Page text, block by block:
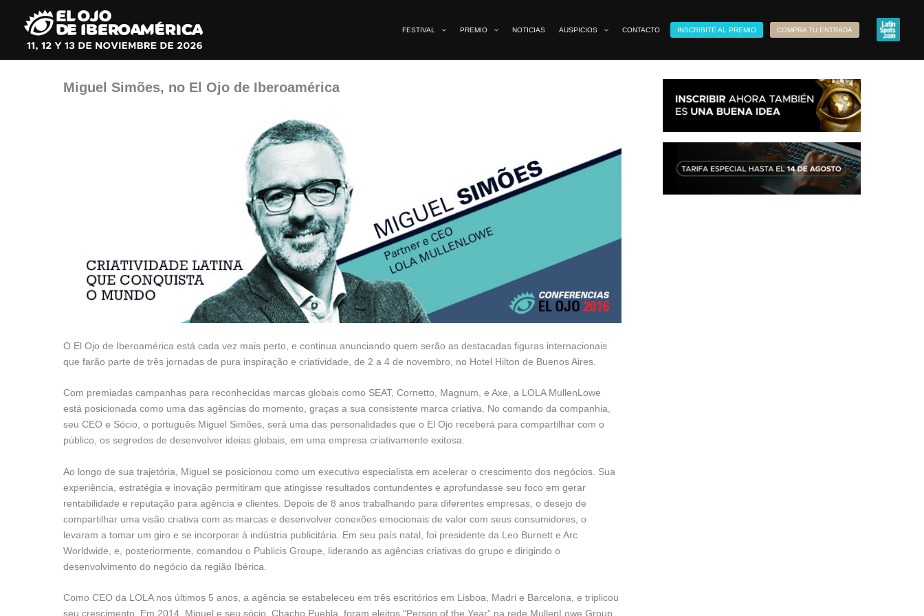
contenido
FESTIVAL PREMIO NOTICIAS AUSPICIOS CONTACTO INSCRIBITE AL PREMIO COMPRA TU ENTRADA
Miguel Simões, no El Ojo de Iberoamérica
O El Ojo de Iberoamérica está cada vez mais perto, e continua anunciando quem serão as destacadas figuras internacionais
que farão parte de três jornadas de pura inspiração e criatividade, de 2 a 4 de novembro, no Hotel Hilton de Buenos Aires.
Com premiadas campanhas para reconhecidas marcas globais como SEAT, Cornetto, Magnum, e Axe, a LOLA MullenLowe
está posicionada como uma das agências do momento, graças a sua consistente marca criativa. No comando da companhia,
seu CEO e Sócio, o português Miguel Simões, será uma das personalidades que o El Ojo receberá para compartilhar com o
público, os segredos de desenvolver ideias globais, em uma empresa criativamente exitosa.
Ao longo de sua trajetória, Miguel se posicionou como um executivo especialista em acelerar o crescimento dos negócios. Sua
experiência, estratégia e inovação permitiram que atingisse resultados contundentes e aprofundasse seu foco em gerar
rentabilidade e reputação para agência e clientes. Depois de 8 anos trabalhando para diferentes empresas, o desejo de
compartilhar uma visão criativa com as marcas e desenvolver conexões emocionais de valor com seus consumidores, o
levaram a tomar um giro e se incorporar à indústria publicitária. Em seu país natal, foi presidente da Leo Burnett e Arc
Worldwide, e, posteriormente, comandou o Publicis Groupe, liderando as agências criativas do grupo e dirigindo o
desenvolvimento do negócio da região Ibérica.
Como CEO da LOLA nos últimos 5 anos, a agência se estabeleceu em três escritórios em Lisboa, Madri e Barcelona, e triplicou
seu crescimento. Em 2014, Miguel e seu sócio, Chacho Puebla, foram eleitos “Person of the Year” na rede MullenLowe Group